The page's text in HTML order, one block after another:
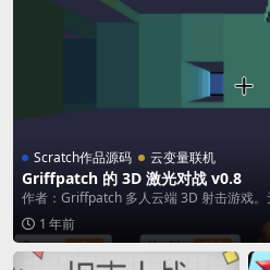
Scratch作品源码 云变量联机
Griffpatch 的 3D 激光对战 v0.8
作者：Griffpatch 多人云端 3D 射击游戏
1 年前